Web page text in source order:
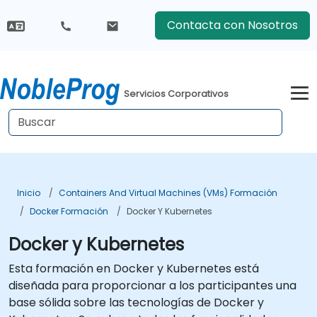
Contacta con Nosotros
Servicios Corporativos
Inicio
Containers And Virtual Machines (VMs) Formación
Docker Formación
Docker Y Kubernetes
Docker y Kubernetes
Esta formación en Docker y Kubernetes está
diseñada para proporcionar a los participantes una
base sólida sobre las tecnologías de Docker y